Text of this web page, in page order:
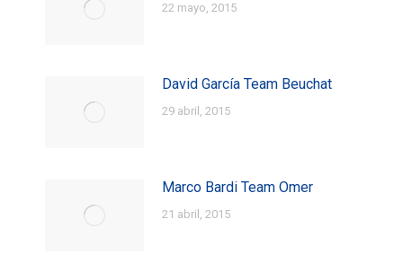
22 mayo, 2015
David García Team Beuchat
29 abril, 2015
Marco Bardi Team Omer
21 abril, 2015